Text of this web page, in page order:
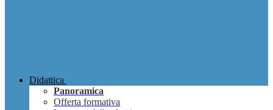
Didattica
Panoramica
Offerta formativa